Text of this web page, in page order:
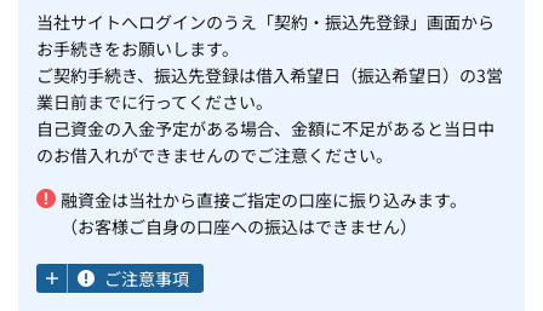
当社サイトへログインのうえ「契約・振込先登録」画面から
お手続きをお願いします。
ご契約手続き、振込先登録は借入希望日（振込希望日）の3営
業日前までに行ってください。
自己資金の入金予定がある場合、金額に不足があると当日中
のお借入れができませんのでご注意ください。
融資金は当社から直接ご指定の口座に振り込みます。
（お客様ご自身の口座への振込はできません）
ご注意事項